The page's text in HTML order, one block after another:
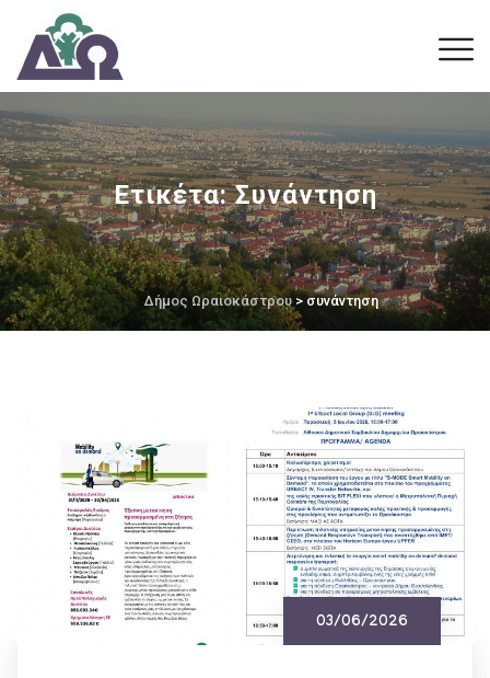
Ετικέτα:Συνάντηση
Δήμος Ωραιοκάστρου > συνάντηση
03/06/2026